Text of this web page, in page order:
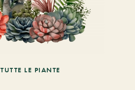
TUTTE LE PIANTE